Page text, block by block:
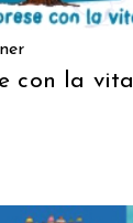
con la vita